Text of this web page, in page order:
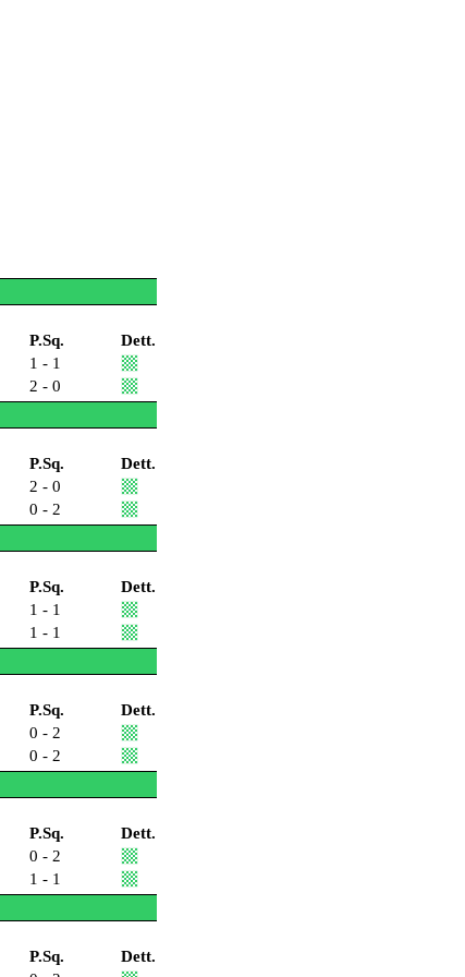
P.Sq.
Dett.
1 - 1
2 - 0
P.Sq.
Dett.
2 - 0
0 - 2
P.Sq.
Dett.
1 - 1
1 - 1
P.Sq.
Dett.
0 - 2
0 - 2
P.Sq.
Dett.
0 - 2
1 - 1
P.Sq.
Dett.